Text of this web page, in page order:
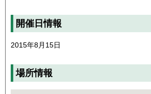
開催日情報
2015年8月15日
場所情報